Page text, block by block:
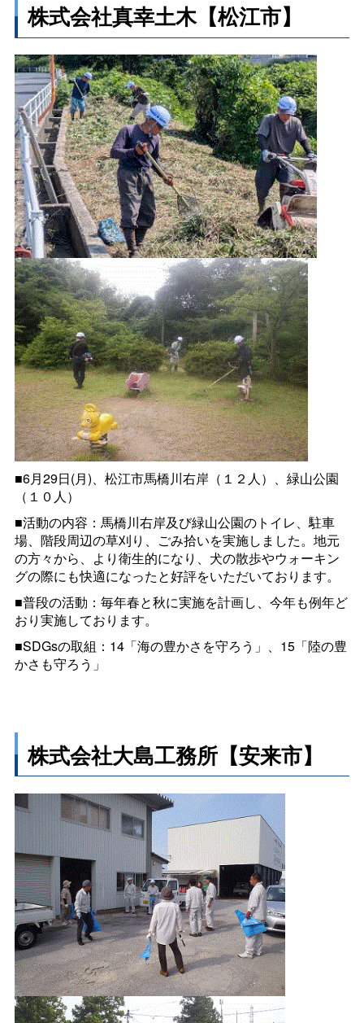
株式会社真幸土木【松江市】
■6月29日(月)、松江市馬橋川右岸（１２人）、緑山公園
（１０人）
■活動の内容：馬橋川右岸及び緑山公園のトイレ、駐車
場、階段周辺の草刈り、ごみ拾いを実施しました。地元
の方々から、より衛生的になり、犬の散歩やウォーキン
グの際にも快適になったと好評をいただいております。
■普段の活動：毎年春と秋に実施を計画し、今年も例年ど
おり実施しております。
■SDGsの取組：14「海の豊かさを守ろう」、15「陸の豊
かさも守ろう」
株式会社大島工務所【安来市】